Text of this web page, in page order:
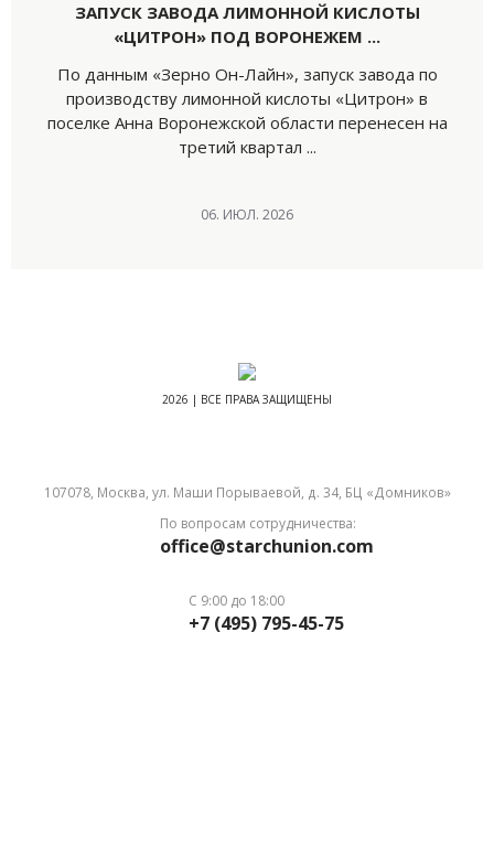
ЗАПУСК ЗАВОДА ЛИМОННОЙ КИСЛОТЫ
«ЦИТРОН» ПОД ВОРОНЕЖЕМ ...
По данным «Зерно Он-Лайн», запуск завода по
производству лимонной кислоты «Цитрон» в
поселке Анна Воронежской области перенесен на
третий квартал ...
06. ИЮЛ. 2026
2026 | ВСЕ ПРАВА ЗАЩИЩЕНЫ
107078, Москва, ул. Маши Порываевой, д. 34, БЦ «Домников»
По вопросам сотрудничества:
office@starchunion.com
С 9:00 до 18:00
+7 (495) 795-45-75